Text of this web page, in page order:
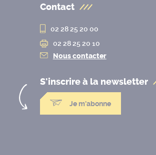
Contact
02 28 25 20 00
02 28 25 20 10
Nous contacter
S'inscrire à la newsletter
Je m'abonne